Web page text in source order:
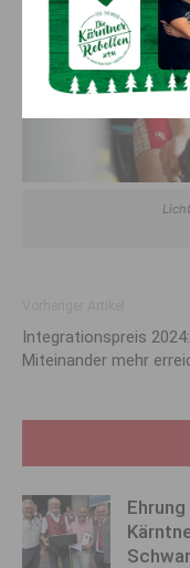
Integrationspreis 2024:
Miteinander mehr